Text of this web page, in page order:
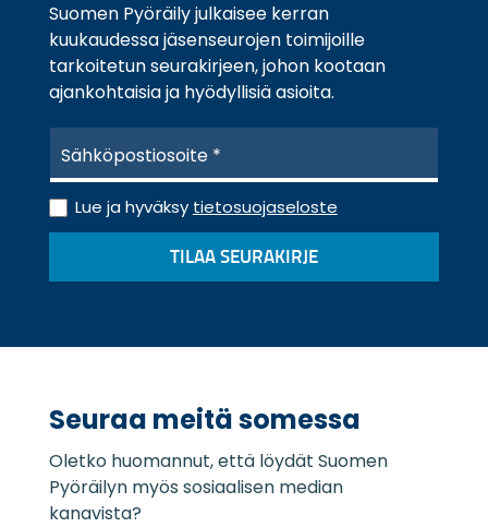
Suomen Pyöräily julkaisee kerran
kuukaudessa jäsenseurojen toimijoille
tarkoitetun seurakirjeen, johon kootaan
ajankohtaisia ja hyödyllisiä asioita.
h
k
ö
s
*
T
i
o
o
s
l
o
s
Lue ja hyväksy tietosuojaseloste
TILAA SEURAKIRJE
Seuraa meitä somessa
Oletko huomannut, että löydät Suomen
Pyöräilyn myös sosiaalisen median
kanavista?